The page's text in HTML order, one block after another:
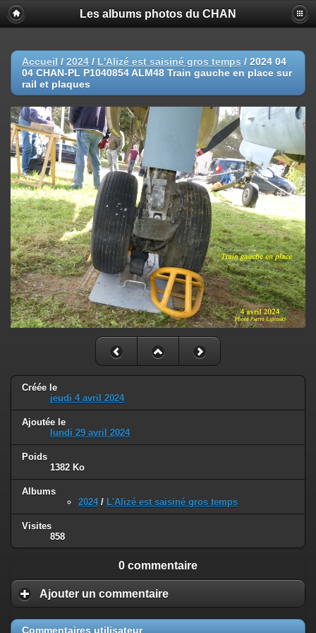
Les albums photos du CHAN
Accueil / 2024 / L'Alizé est saisiné gros temps / 2024 04
04 CHAN-PL P1040854 ALM48 Train gauche en place sur
rail et plaques
Créée le
jeudi 4 avril 2024
Ajoutée le
lundi 29 avril 2024
Poids
1382 Ko
Albums
2024/ L'Alizé est saisiné gros temps
Visites
858
0 commentaire
Ajouter un commentaire
Commentaires utilisateur